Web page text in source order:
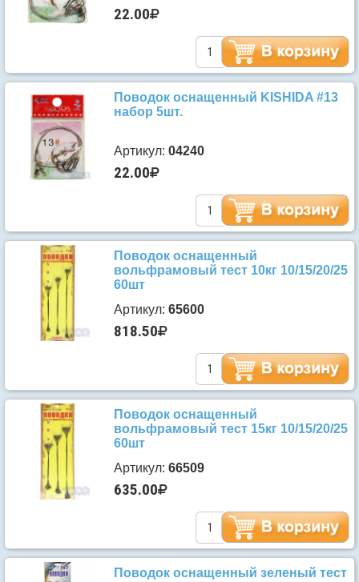
22.00
Поводок оснащенный KISHIDA #13
набор 5шт.
Артикул: 04240
22.00
Поводок оснащенный
вольфрамовый тест 10кг 10/15/20/25
60шт
Артикул: 65600
818.50
Поводок оснащенный
вольфрамовый тест 15кг 10/15/20/25
60шт
Артикул: 66509
635.00
Поводок оснащенный зеленый тест